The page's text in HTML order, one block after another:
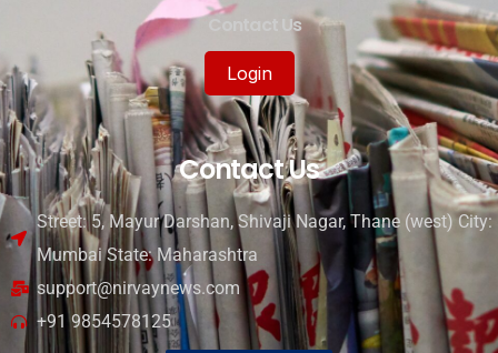
Contact Us
Login
Contact Us
Street: 5, Mayur Darshan, Shivaji Nagar, Thane (west) City:
Mumbai State: Maharashtra
support@nirvaynews.com
+91 9854578125